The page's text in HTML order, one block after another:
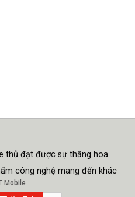
thủ đạt được sự thăng hoa
công nghệ mang đến khác